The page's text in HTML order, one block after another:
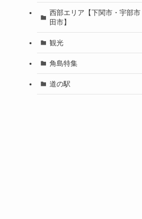
西部エリア【下関市・宇部
田市】
観光
角島特集
道の駅